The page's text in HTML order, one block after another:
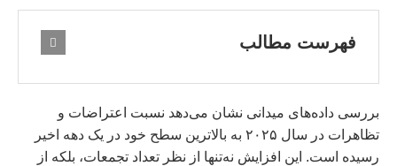
فهرست مطالب
بررسی داده‌های میدانی نشان می‌دهد نسبت اعتراضات و
تظاهرات در سال ۲۰۲۵ به بالاترین سطح خود در یک دهه اخیر
رسیده است. این افزایش نه‌تنها از نظر تعداد تجمعات، بلکه از